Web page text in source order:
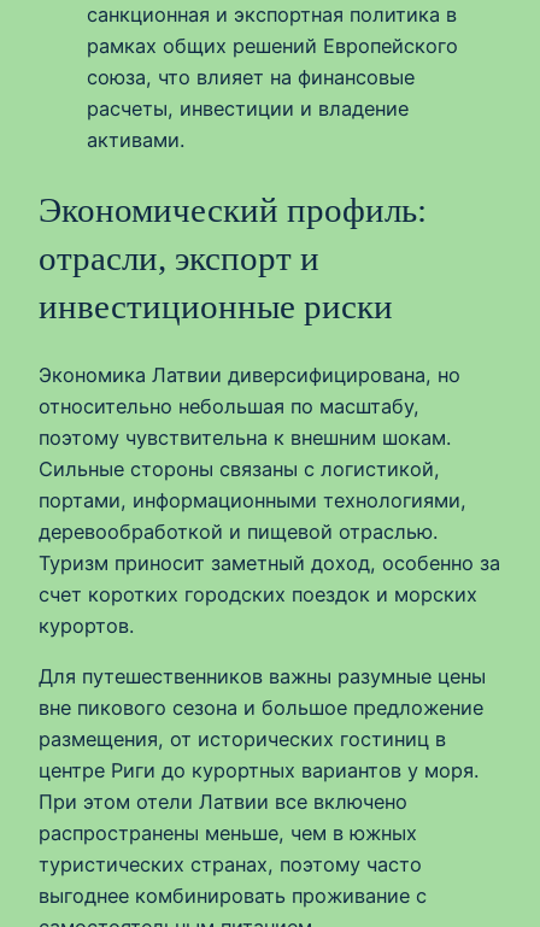
санкционная и экспортная политика в
рамках общих решений Европейского
союза, что влияет на финансовые
расчеты, инвестиции и владение
активами.
Экономический профиль:
отрасли, экспорт и
инвестиционные риски
Экономика Латвии диверсифицирована, но
относительно небольшая по масштабу,
поэтому чувствительна к внешним шокам.
Сильные стороны связаны с логистикой,
портами, информационными технологиями,
деревообработкой и пищевой отраслью.
Туризм приносит заметный доход, особенно за
счет коротких городских поездок и морских
курортов.
Для путешественников важны разумные цены
вне пикового сезона и большое предложение
размещения, от исторических гостиниц в
центре Риги до курортных вариантов у моря.
При этом отели Латвии все включено
распространены меньше, чем в южных
туристических странах, поэтому часто
выгоднее комбинировать проживание с